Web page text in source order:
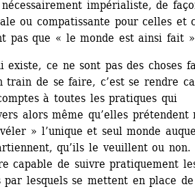
impérialiste, de
ou compatissante pour celles et
pas que « le monde est ainsi fait
existe, ce ne sont pas des choses
train de se faire, c’est se rendre
à toutes les pratiques qui
alors même qu’elles prétendent
» l’unique et seul monde
qu’ils le veuillent ou non.
capable de suivre pratiquement
par lesquels se mettent en place